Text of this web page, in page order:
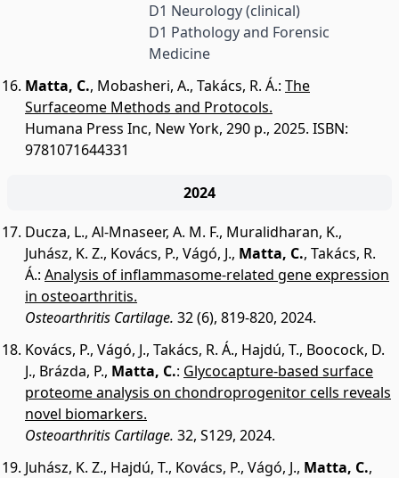
D1 Neurology (clinical)
D1 Pathology and Forensic
Medicine
Matta, C., Mobasheri, A., Takács, R. Á.: The
Surfaceome Methods and Protocols.
Humana Press Inc, New York, 290 p., 2025. ISBN:
9781071644331
2024
Ducza, L., Al-Mnaseer, A. M. F., Muralidharan, K.,
Juhász, K. Z., Kovács, P., Vágó, J., Matta, C., Takács, R.
Á.: Analysis of inflammasome-related gene expression
in osteoarthritis.
Osteoarthritis Cartilage. 32 (6), 819-820, 2024.
Kovács, P., Vágó, J., Takács, R. Á., Hajdú, T., Boocock, D.
J., Brázda, P., Matta, C.: Glycocapture-based surface
proteome analysis on chondroprogenitor cells reveals
novel biomarkers.
Osteoarthritis Cartilage. 32, S129, 2024.
Juhász, K. Z., Hajdú, T., Kovács, P., Vágó, J., Matta, C.,